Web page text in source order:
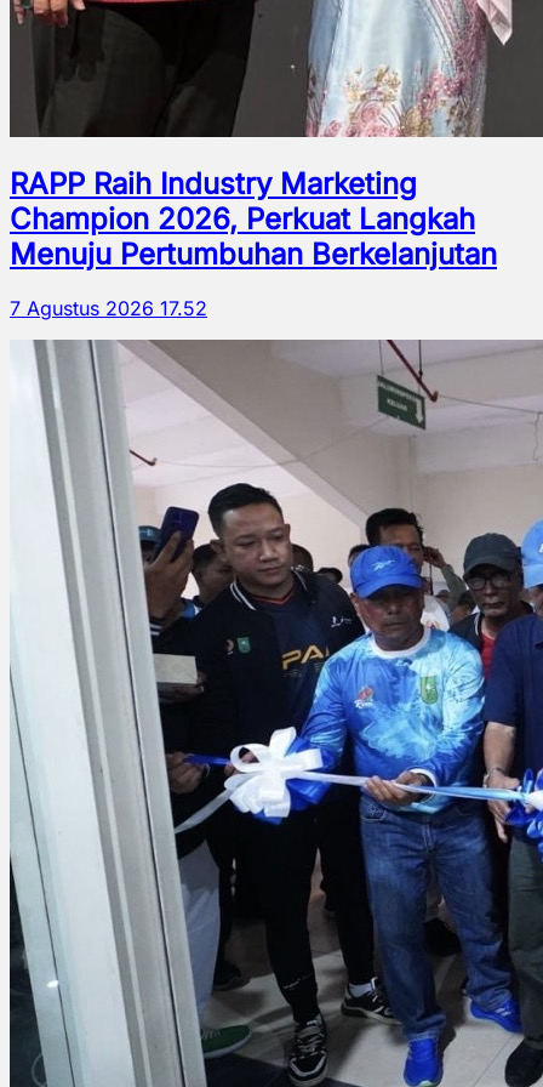
RAPP Raih Industry Marketing
Champion 2026, Perkuat Langkah
Menuju Pertumbuhan Berkelanjutan
7 Agustus 2026 17.52